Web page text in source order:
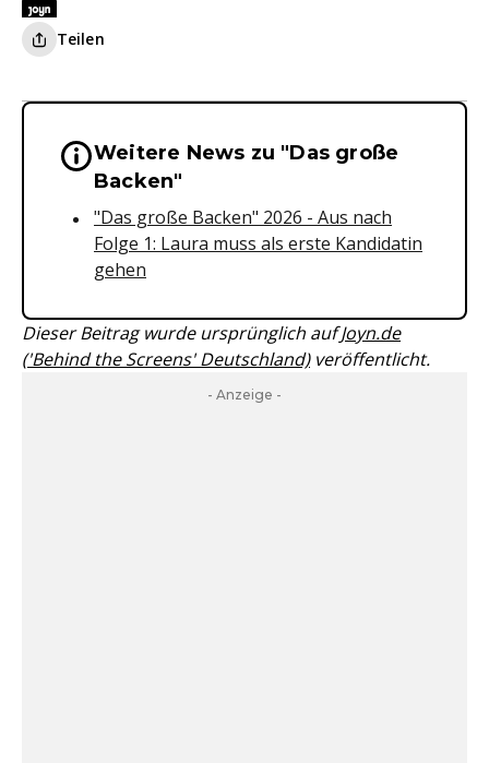
Teilen
Wichtige Hinweise &
Weitere News zu "Das große
Backen"
"Das große Backen" 2026 - Aus nach
Folge 1: Laura muss als erste Kandidatin
gehen
Dieser Beitrag wurde ursprünglich aufJoyn.de
('Behind the Screens' Deutschland)veröffentlicht.
- Anzeige -